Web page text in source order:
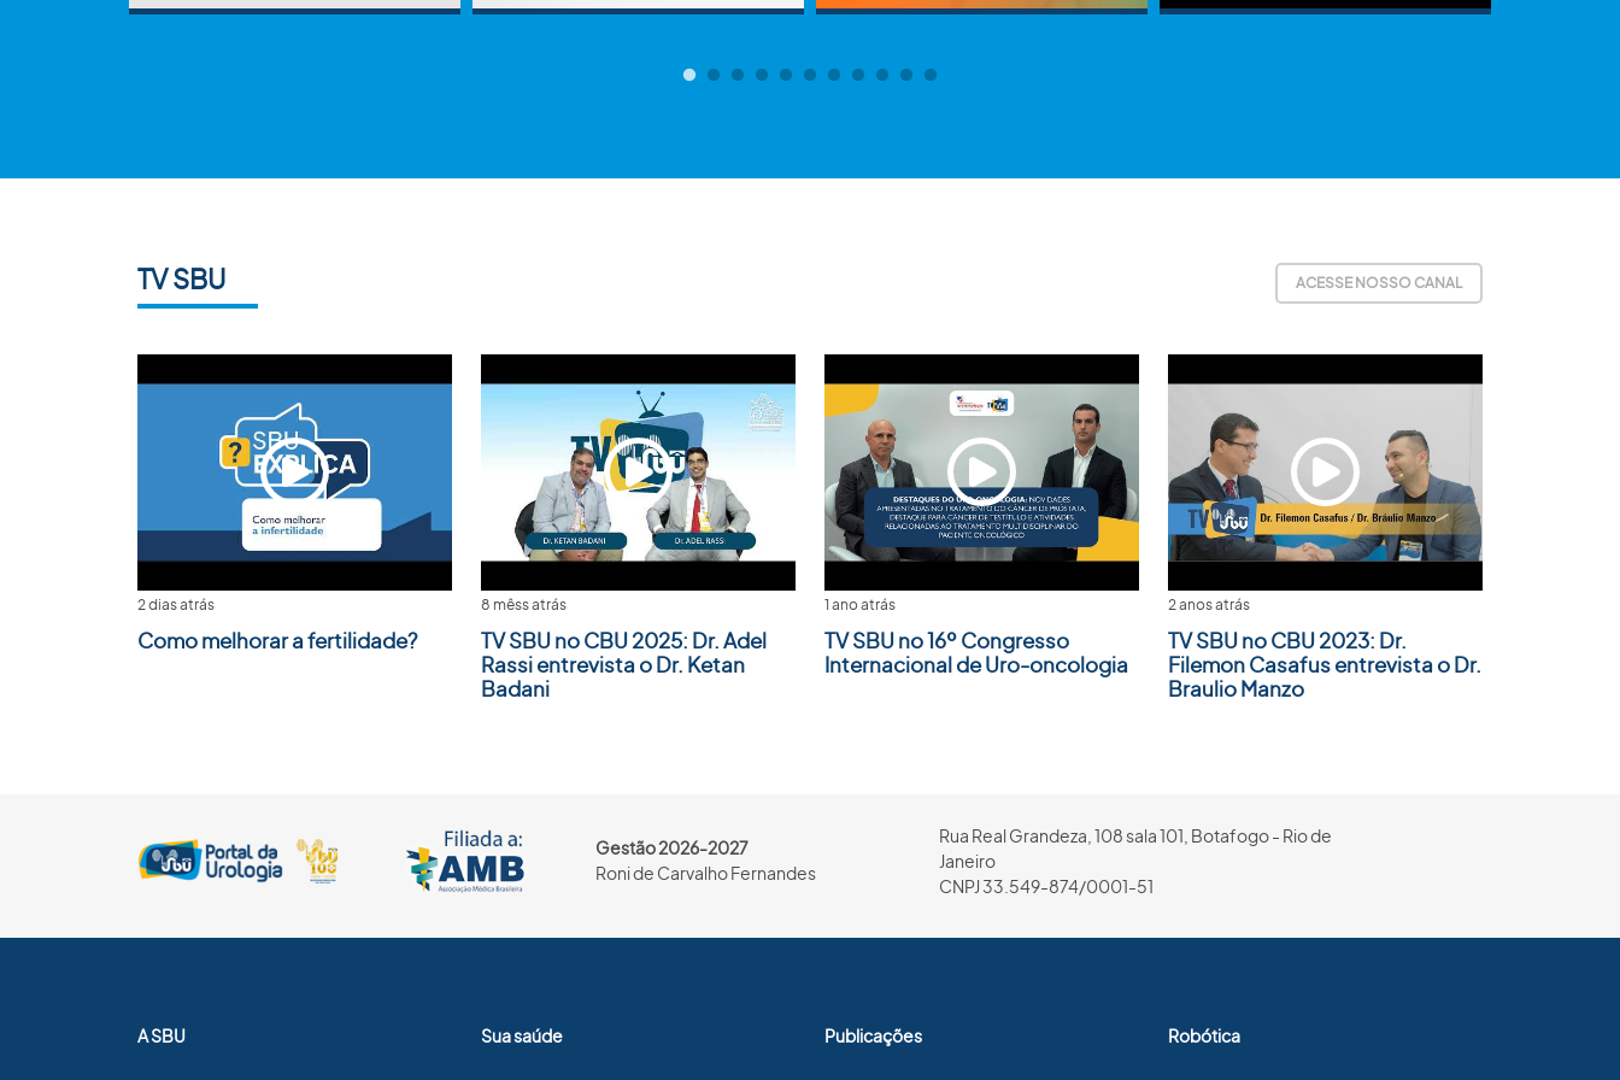
TV SBU ACESSE NOSSO CANAL
2 dias atrás
Como melhorar a fertilidade?
8 mêss atrás
TV SBU no CBU 2025: Dr. Adel
Rassi entrevista o Dr. Ketan
Badani
1 ano atrás
TV SBU no 16º Congresso
Internacional de Uro-oncologia
2 anos atrás
TV SBU no CBU 2023: Dr.
Filemon Casafus entrevista o Dr.
Braulio Manzo
Gestão 2026-2027
Roni de Carvalho Fernandes
Rua Real Grandeza, 108 sala 101, Botafogo - Rio de
Janeiro
CNPJ 33.549-874/0001-51
A SBU Sua saúde Publicações Robótica